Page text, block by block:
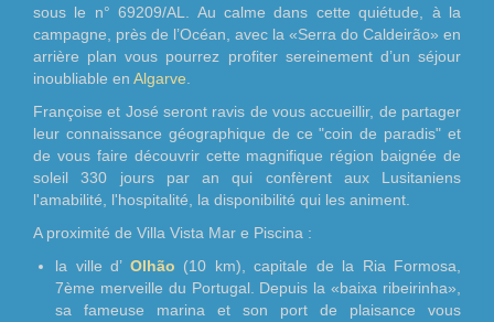
sous le n° 69209/AL. Au calme dans cette quiétude, à la
campagne, près de l’Océan, avec la «Serra do Caldeirão» en
arrière plan vous pourrez profiter sereinement d’un séjour
inoubliable en Algarve
Françoise et José seront ravis de vous accueillir, de partager
leur connaissance géographique de ce "coin de paradis" et
de vous faire découvrir cette magnifique région baignée de
soleil 330 jours par an qui confèrent aux Lusitaniens
l'amabilité, l'hospitalité, la disponibilité qui les animent.
A proximité de Villa Vista Mar e Piscina :
la ville d’ Olhão (10 km), capitale de la Ria Formosa,
7ème merveille du Portugal. Depuis la «baixa ribeirinha»,
sa fameuse marina et son port de plaisance vous